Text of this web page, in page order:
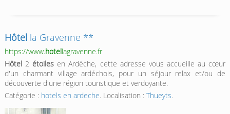
Hôtella Gravenne **
https://www.hotellagravenne.fr
Hôtel2étoiles en Ardèche, cette adresse vous accueille au cœur
d'un charmant village ardéchois, pour un séjour relax et/ou de
découverte d'une région touristique et verdoyante.
Catégorie : hotels en ardeche. Localisation : Thueyts.